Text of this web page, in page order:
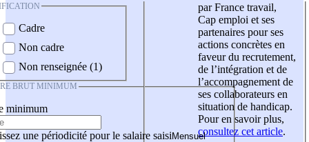
Cadre
Non cadre
Non renseignée (1)
BRUT MINIMUM
minimum
une périodicité pour le salaire saisi
par France travail,
Cap emploi et ses
partenaires pour ses
actions concrètes en
faveur du recrutement,
de l’intégration et de
l’accompagnement de
ses collaborateurs en
situation de handicap.
Pour en savoir plus,
consultez cet article.